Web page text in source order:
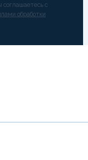
с
обработки